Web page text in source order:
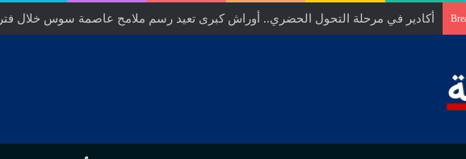
السيد الحسين مخلص… من التدبير المحلي إلى رهانات التشريع وبصمة رجل أعمال ناجح